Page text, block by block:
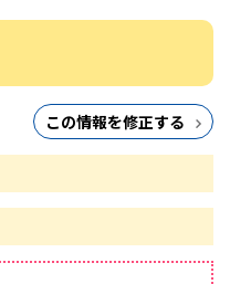
この情報を修正する